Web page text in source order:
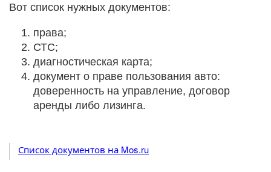
Вот список нужных документов:
права;
СТС;
диагностическая карта;
документ о праве пользования авто:
доверенность на управление, договор
аренды либо лизинга.
Список документов на Mos.ru